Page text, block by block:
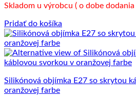
Skladom u výrobcu ( o dobe
Pridať do košíka
Silikónová objímka E27 so skrytou
oranžovej farbe